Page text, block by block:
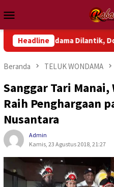
ke
kontenMobile
Headline
Dilantik, Dorong
Beranda TELUK WONDAMA
Sanggar Tari
Raih Penghargaan
Nusantara
Admin
Kamis, 23 Agustus 2018, 21:27